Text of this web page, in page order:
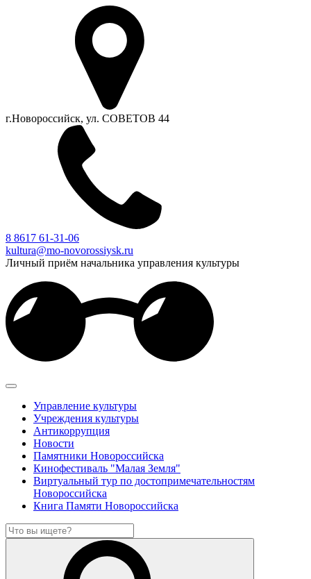
г.Новороссийск, ул. СОВЕТОВ 44
8 8617 61-31-06
kultura@mo-novorossiysk.ru
Личный приём начальника управления культуры
Управление культуры
Учреждения культуры
Антикоррупция
Новости
Памятники Новороссийска
Кинофестиваль "Малая Земля"
Виртуальный тур по достопримечательностям
Новороссийска
Книга Памяти Новороссийска